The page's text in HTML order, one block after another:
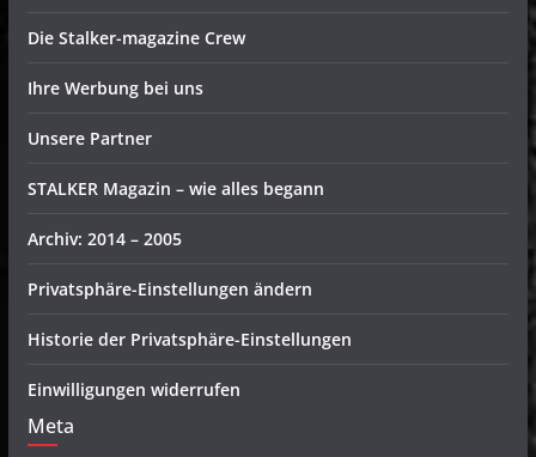
Die Stalker-magazine Crew
Ihre Werbung bei uns
Unsere Partner
STALKER Magazin – wie alles begann
Archiv: 2014 – 2005
Privatsphäre-Einstellungen ändern
Historie der Privatsphäre-Einstellungen
Einwilligungen widerrufen
Meta